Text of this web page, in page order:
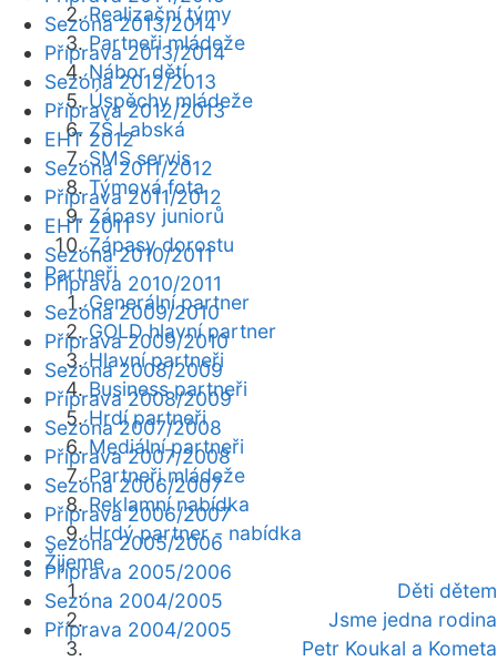
Realizační týmy
Partneři mládeže
Nábor dětí
Úspěchy mládeže
ZŠ Labská
SMS servis
Týmová fota
Zápasy juniorů
Zápasy dorostu
Partneři
Generální partner
GOLD hlavní partner
Hlavní partneři
Business partneři
Hrdí partneři
Mediální partneři
Partneři mládeže
Reklamní nabídka
Hrdý partner - nabídka
Žijeme
Děti dětem
Jsme jedna rodina
Petr Koukal a Kometa
Sezóna 2013/2014
Příprava 2013/2014
Sezóna 2012/2013
Příprava 2012/2013
EHT 2012
Sezóna 2011/2012
Příprava 2011/2012
EHT 2011
Sezóna 2010/2011
Příprava 2010/2011
Sezóna 2009/2010
Příprava 2009/2010
Sezóna 2008/2009
Příprava 2008/2009
Sezóna 2007/2008
Příprava 2007/2008
Sezóna 2006/2007
Příprava 2006/2007
Sezóna 2005/2006
Příprava 2005/2006
Sezóna 2004/2005
Příprava 2004/2005